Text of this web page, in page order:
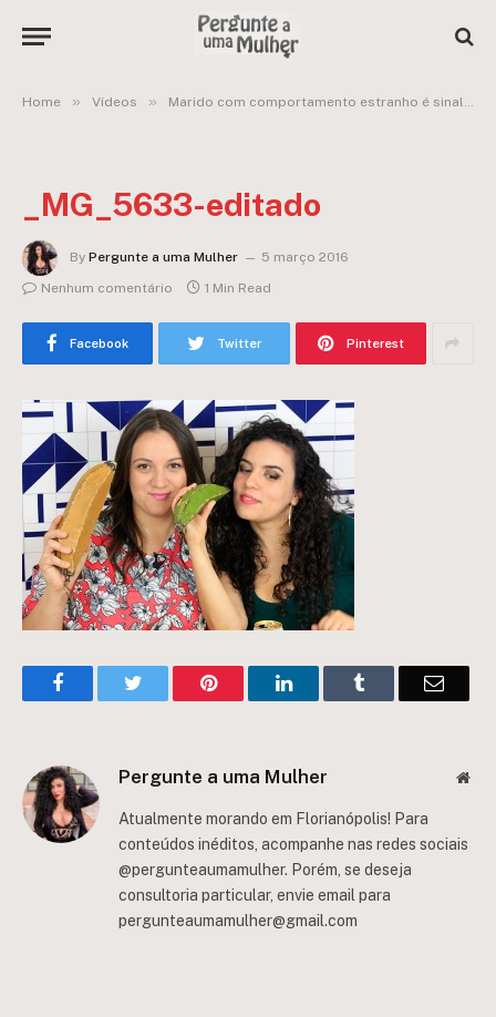
Home » Vídeos » Marido com comportamento estranho é sinal de traição?
_MG_5633-editado
By Pergunte a uma Mulher
5 março 2016
Nenhum comentário
1 Min Read
Facebook Twitter Pinterest
FacebookTwitter Pinterest LinkedInTumblr Email
Pergunte a uma Mulher
Atualmente morando em Florianópolis! Para
conteúdos inéditos, acompanhe nas redes sociais
@pergunteaumamulher. Porém, se deseja
consultoria particular, envie email para
pergunteaumamulher@gmail.com